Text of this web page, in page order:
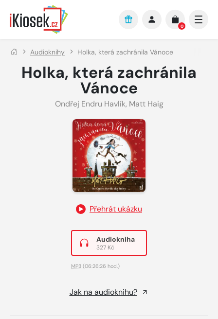
Přejít na hlavní obsah
0
Audioknihy Holka, která zachránila Vánoce
Holka, která zachránila
Vánoce
Ondřej Endru Havlík, Matt Haig
Přehrát ukázku
Audiokniha
327 Kč
MP3 (06:26:26 hod.)
Jak na audioknihu?